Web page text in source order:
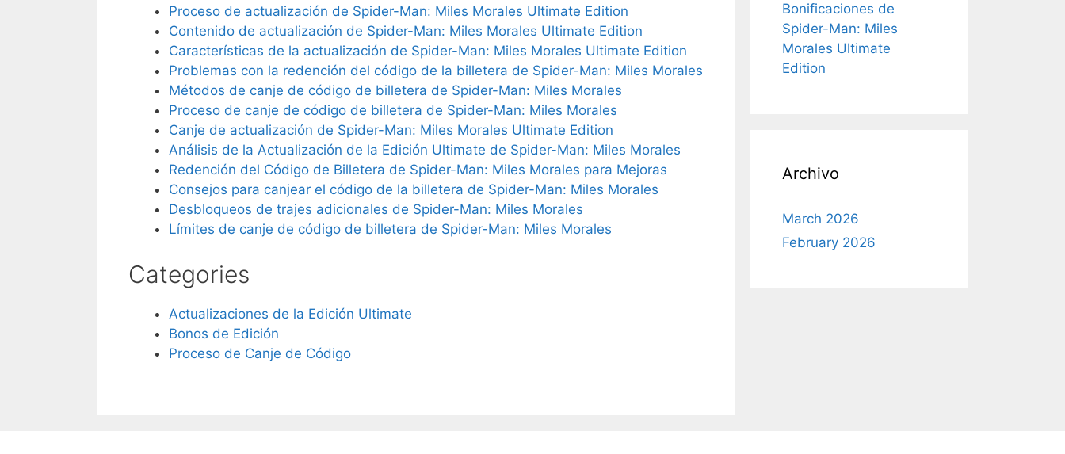
Proceso de actualización de Spider-Man: Miles Morales Ultimate Edition
Contenido de actualización de Spider-Man: Miles Morales Ultimate Edition
Características de la actualización de Spider-Man: Miles Morales Ultimate Edition
Problemas con la redención del código de la billetera de Spider-Man: Miles Morales
Métodos de canje de código de billetera de Spider-Man: Miles Morales
Proceso de canje de código de billetera de Spider-Man: Miles Morales
Canje de actualización de Spider-Man: Miles Morales Ultimate Edition
Análisis de la Actualización de la Edición Ultimate de Spider-Man: Miles Morales
Redención del Código de Billetera de Spider-Man: Miles Morales para Mejoras
Consejos para canjear el código de la billetera de Spider-Man: Miles Morales
Desbloqueos de trajes adicionales de Spider-Man: Miles Morales
Límites de canje de código de billetera de Spider-Man: Miles Morales
Categories
Actualizaciones de la Edición Ultimate
Bonos de Edición
Proceso de Canje de Código
Bonificaciones de
Spider-Man: Miles
Morales Ultimate
Edition
Archivo
March 2026
February 2026